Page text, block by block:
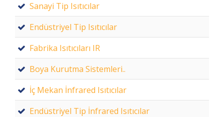
Sanayi Tip Isıtıcılar
Endüstriyel Tip Isıtıcılar
Fabrika Isıtıcıları IR
Boya Kurutma Sistemleri..
İç Mekan İnfrared Isıtıcılar
Endüstriyel Tip İnfrared Isıtıcılar